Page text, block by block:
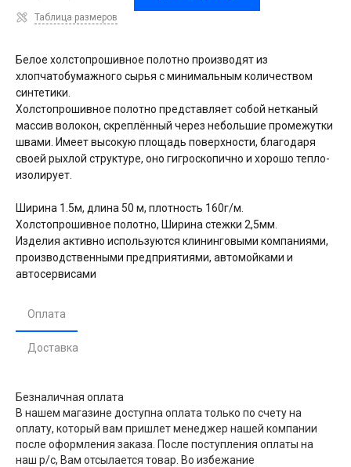
Таблица размеров
Белое холстопрошивное полотно производят из
хлопчатобумажного сырья с минимальным количеством
синтетики.
Холстопрошивное полотно представляет собой нетканый
массив волокон, скреплённый через небольшие промежутки
швами. Имеет высокую площадь поверхности, благодаря
своей рыхлой структуре, оно гигроскопично и хорошо тепло-
изолирует.
Ширина 1.5м, длина 50 м, плотность 160г/м.
Холстопрошивное полотно, Ширина стежки 2,5мм.
Изделия активно используются клининговыми компаниями,
производственными предприятиями, автомойками и
автосервисами
Оплата
Доставка
Безналичная оплата
В нашем магазине доступна оплата только по счету на
оплату, который вам пришлет менеджер нашей компании
после оформления заказа. После поступления оплаты на
наш р/с, Вам отсылается товар. Во избежание